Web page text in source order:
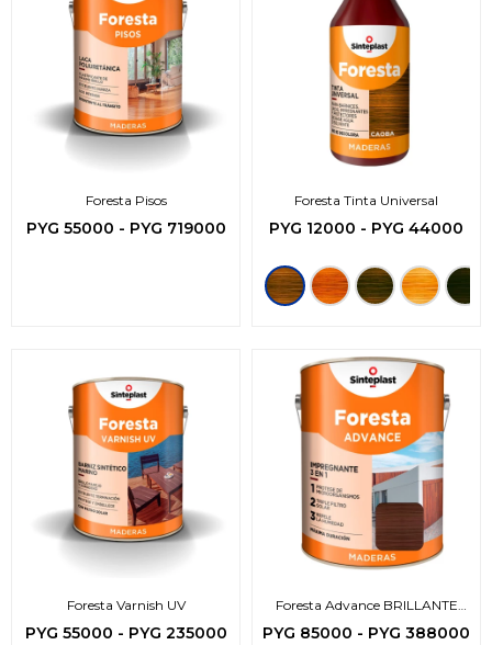
Foresta Pisos
PYG 55000 - PYG 719000
Foresta Tinta Universal
PYG 12000 - PYG 44000
Foresta Varnish UV
PYG 55000 - PYG 235000
Foresta Advance BRILLANTE
Impregnante -3en1
PYG 85000 - PYG 388000